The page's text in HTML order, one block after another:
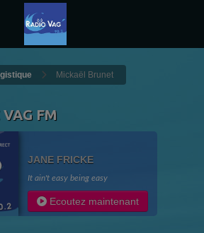
Mickaël Brunet
VAG FM
JANE FRICKE
It ain't easy being easy
Ecoutez maintenant